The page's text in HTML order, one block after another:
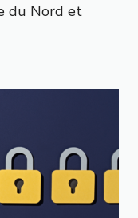
du Nord et